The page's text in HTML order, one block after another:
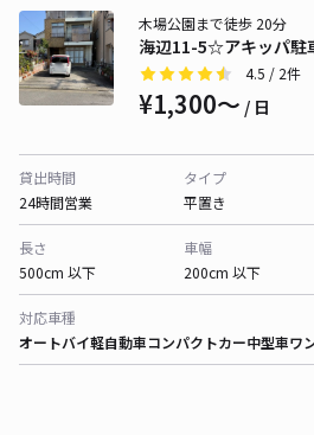
海辺11-5☆アキッパ駐
木場公園まで徒歩 20分
4.5 / 2件
¥1,300〜 / 日
貸出時間
24時間営業
タイプ
平置き
長さ
500cm 以下
車幅
200cm 以下
対応車種
オートバイ軽自動車コンパクトカー中型車ワ